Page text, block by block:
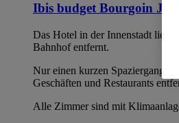
Ibis budget Bourgoin
Das Hotel in der Innenstadt liegt
Bahnhof entfernt.
Nur einen kurzen Spaziergang
Geschäften und Restaurants
Alle Zimmer sind mit